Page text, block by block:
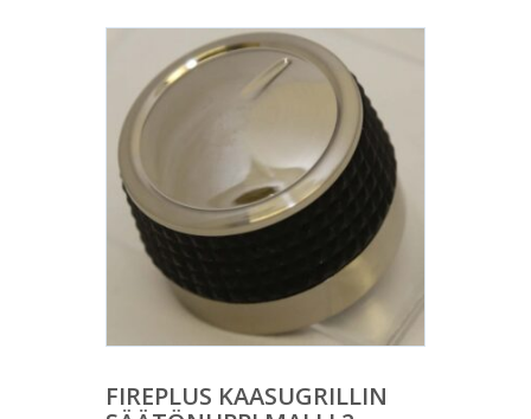
FIREPLUS KAASUGRILLIN